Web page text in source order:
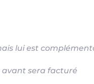
lui est
avant sera facturé